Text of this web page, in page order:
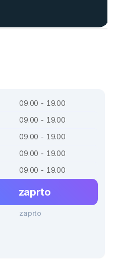
09.00 - 19.00
09.00 - 19.00
09.00 - 19.00
09.00 - 19.00
09.00 - 19.00
zaprto
zaprto